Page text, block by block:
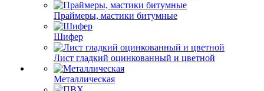
Праймеры, мастики битумные
Шифер
Лист гладкий оцинкованный и цветной
Металлическая